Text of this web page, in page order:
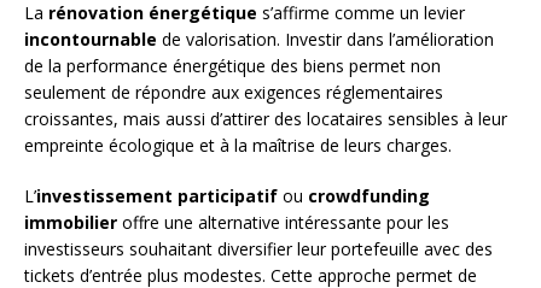
La rénovation énergétique s’affirme comme un levier
incontournable de valorisation. Investir dans l’amélioration
de la performance énergétique des biens permet non
seulement de répondre aux exigences réglementaires
croissantes, mais aussi d’attirer des locataires sensibles à leur
empreinte écologique et à la maîtrise de leurs charges.
L’investissement participatif ou crowdfunding
immobilier offre une alternative intéressante pour les
investisseurs souhaitant diversifier leur portefeuille avec des
tickets d’entrée plus modestes. Cette approche permet de